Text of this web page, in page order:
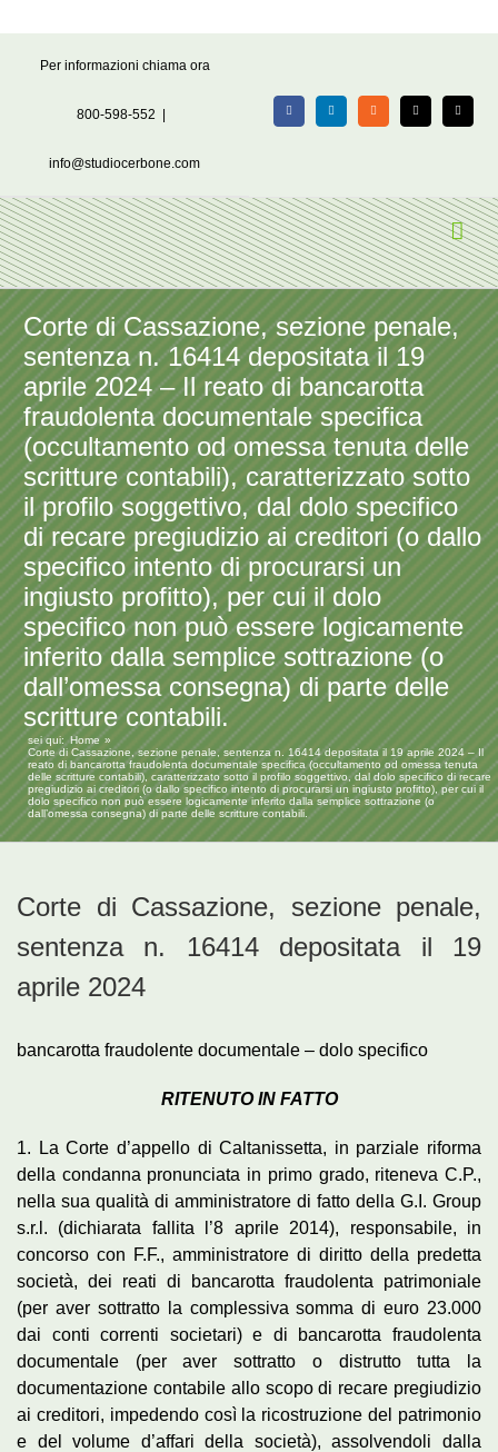
Per informazioni chiama ora
800-598-552
info@studiocerbone.com
FacebookLinkedIn Rss X Email
Corte di Cassazione, sezione penale,
sentenza n. 16414 depositata il 19
aprile 2024 – Il reato di bancarotta
fraudolenta documentale specifica
(occultamento od omessa tenuta delle
scritture contabili), caratterizzato sotto
il profilo soggettivo, dal dolo specifico
di recare pregiudizio ai creditori (o dallo
specifico intento di procurarsi un
ingiusto profitto), per cui il dolo
specifico non può essere logicamente
inferito dalla semplice sottrazione (o
dall’omessa consegna) di parte delle
scritture contabili.
sei qui:
Home
Corte di Cassazione, sezione penale, sentenza n. 16414 depositata il 19 aprile 2024 – Il
reato di bancarotta fraudolenta documentale specifica (occultamento od omessa tenuta
delle scritture contabili), caratterizzato sotto il profilo soggettivo, dal dolo specifico di recare
pregiudizio ai creditori (o dallo specifico intento di procurarsi un ingiusto profitto), per cui il
dolo specifico non può essere logicamente inferito dalla semplice sottrazione (o
dall’omessa consegna) di parte delle scritture contabili.
Corte di Cassazione, sezione penale,
sentenza n. 16414 depositata il 19
aprile 2024
bancarotta fraudolente documentale – dolo specifico
RITENUTO IN FATTO
1. La Corte d’appello di Caltanissetta, in parziale riforma
della condanna pronunciata in primo grado, riteneva C.P.,
nella sua qualità di amministratore di fatto della G.I. Group
s.r.l. (dichiarata fallita l’8 aprile 2014), responsabile, in
concorso con F.F., amministratore di diritto della predetta
società, dei reati di bancarotta fraudolenta patrimoniale
(per aver sottratto la complessiva somma di euro 23.000
dai conti correnti societari) e di bancarotta fraudolenta
documentale (per aver sottratto o distrutto tutta la
documentazione contabile allo scopo di recare pregiudizio
ai creditori, impedendo così la ricostruzione del patrimonio
e del volume d’affari della società), assolvendoli dalla